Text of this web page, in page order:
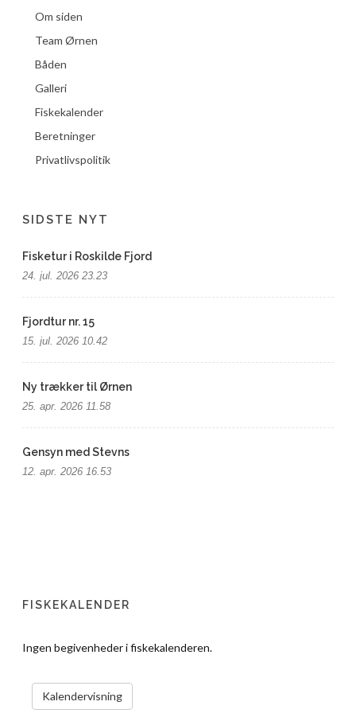
Om siden
Team Ørnen
Båden
Galleri
Fiskekalender
Beretninger
Privatlivspolitik
SIDSTE NYT
Fisketur i Roskilde Fjord
24. jul. 2026 23.23
Fjordtur nr. 15
15. jul. 2026 10.42
Ny trækker til Ørnen
25. apr. 2026 11.58
Gensyn med Stevns
12. apr. 2026 16.53
FISKEKALENDER
Ingen begivenheder i fiskekalenderen.
Kalendervisning